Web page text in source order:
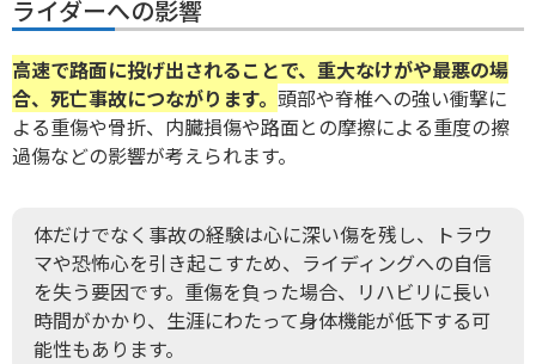
ライダーへの影響
高速で路面に投げ出されることで、重大なけがや最悪の場
合、死亡事故につながります。 頭部や脊椎への強い衝撃に
よる重傷や骨折、内臓損傷や路面との摩擦による重度の擦
過傷などの影響が考えられます。
体だけでなく事故の経験は心に深い傷を残し、トラウ
マや恐怖心を引き起こすため、ライディングへの自信
を失う要因です。重傷を負った場合、リハビリに長い
時間がかかり、生涯にわたって身体機能が低下する可
能性もあります。